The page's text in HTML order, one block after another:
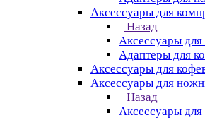
Аксессуары для
Назад
Аксессуары
Адаптеры для
Аксессуары для
Аксессуары для
Назад
Аксессуары